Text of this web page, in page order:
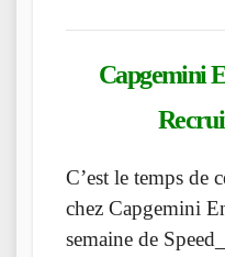
Capgemini
C’est le temps de
chez Capgemini
semaine de